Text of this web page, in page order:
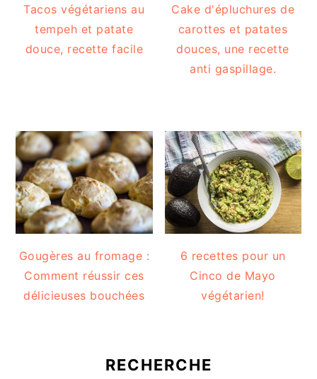
Tacos végétariens au
tempeh et patate
douce, recette facile
Cake d'épluchures de
carottes et patates
douces, une recette
anti gaspillage.
Gougères au fromage :
Comment réussir ces
délicieuses bouchées
6 recettes pour un
Cinco de Mayo
végétarien!
RECHERCHE